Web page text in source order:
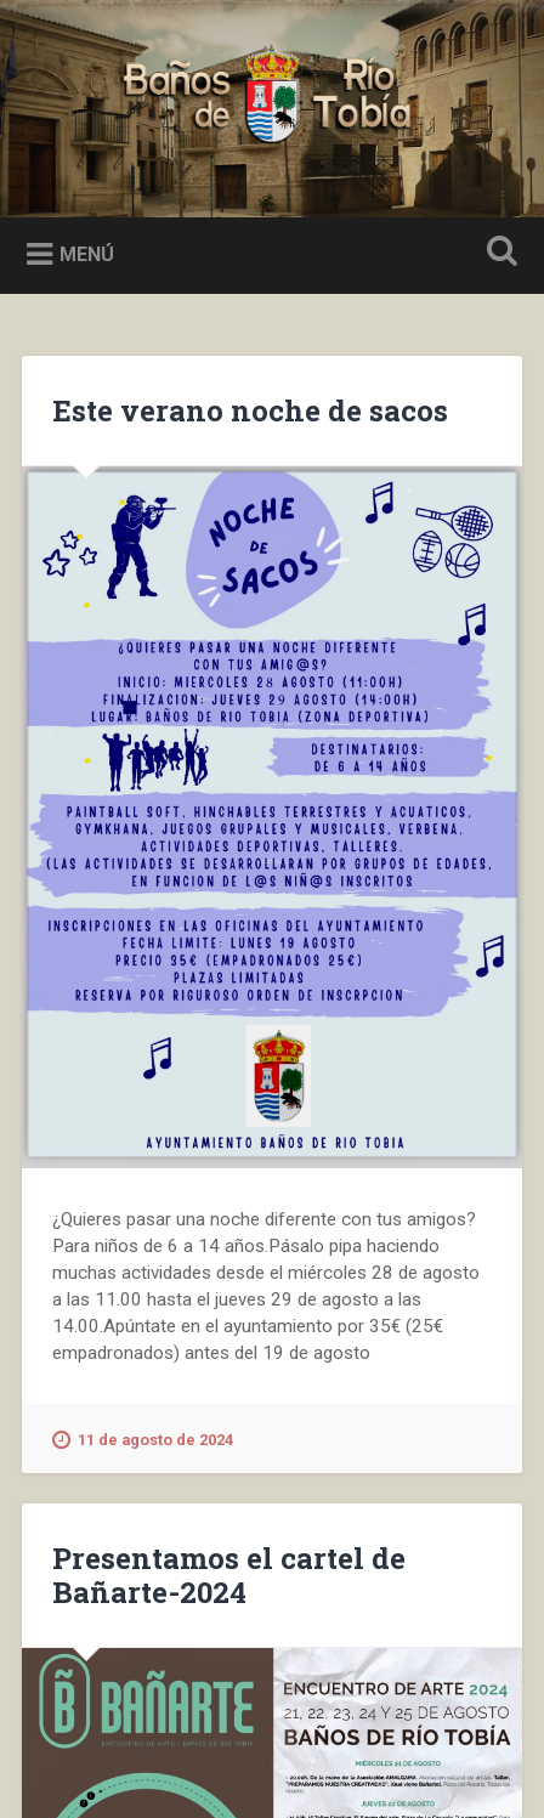
Saltar
al
contenido
Buscar
Baños de Río Tobía
MENÚ
Este verano noche de sacos
¿Quieres pasar una noche diferente con tus amigos?
Para niños de 6 a 14 años.Pásalo pipa haciendo
muchas actividades desde el miércoles 28 de agosto
a las 11.00 hasta el jueves 29 de agosto a las
14.00.Apúntate en el ayuntamiento por 35€ (25€
empadronados) antes del 19 de agosto
11 de agosto de 2024
Presentamos el cartel de
Bañarte-2024